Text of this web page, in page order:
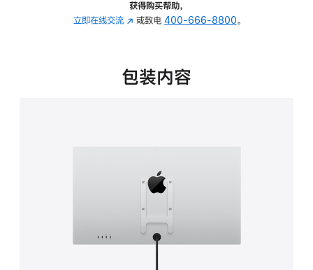
的
获得购买帮助，
立即在线交流 (在
中
或致电 400-666-8800。
包装内容